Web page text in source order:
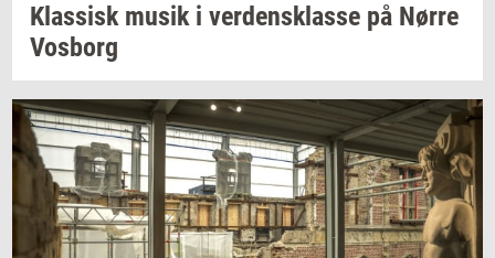
Klas­siskmusik i ver­dens­klas­se på Nørre
Vos­borg